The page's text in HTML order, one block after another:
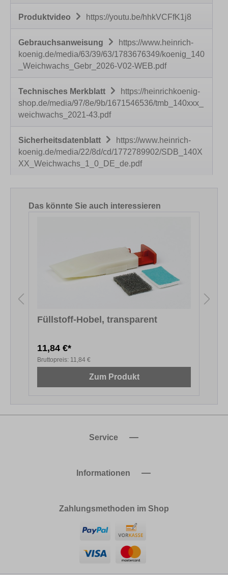
Produktvideo https://youtu.be/hhkVCFfK1j8
Gebrauchsanweisung
https://www.heinrich-
koenig.de/media/63/39/63/1783676349/koenig_140
_Weichwachs_Gebr_2026-V02-WEB.pdf
Technisches Merkblatt
https://heinrichkoenig-
shop.de/media/97/8e/9b/1671546536/tmb_140xxx_
weichwachs_2021-43.pdf
Sicherheitsdatenblatt
https://www.heinrich-
koenig.de/media/22/8d/cd/1772789902/SDB_140X
XX_Weichwachs_1_0_DE_de.pdf
Produktgalerie überspringen
Das könnte Sie auch interessieren
Füllstoff-Hobel, transparent
11,84 €*
Bruttopreis: 11,84 €
Zum Produkt
Service
Informationen
Zahlungsmethoden im Shop